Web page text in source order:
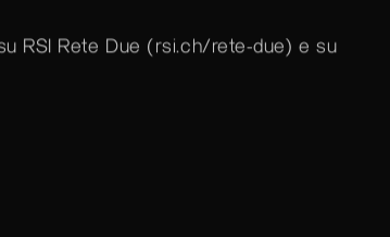
RSI Rete Due ( rsi.ch/rete-due ) e su